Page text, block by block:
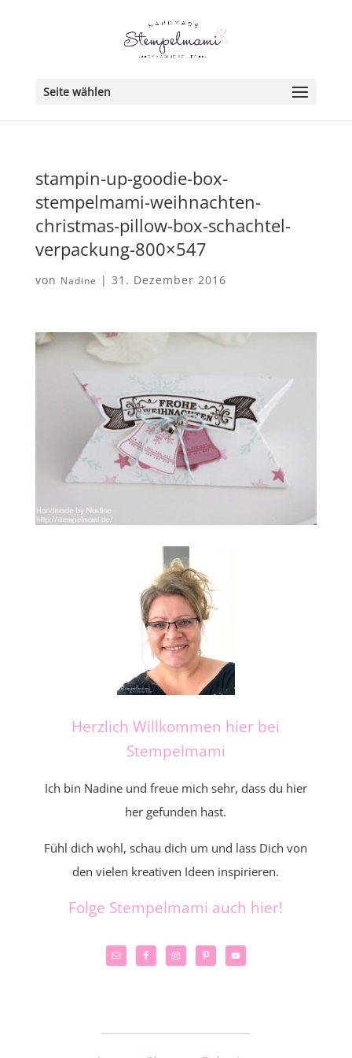
Seite wählen
stampin-up-goodie-box-
stempelmami-weihnachten-
christmas-pillow-box-schachtel-
verpackung-800×547
von Nadine | 31. Dezember 2016
Herzlich Willkommen hier bei
Stempelmami
Ich bin Nadine und freue mich sehr, dass du hier
her gefunden hast.
Fühl dich wohl, schau dich um und lass Dich von
den vielen kreativen Ideen inspirieren.
Folge Stempelmami auch hier!